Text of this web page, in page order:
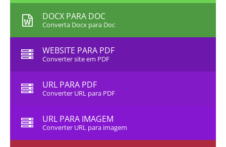
DOCX PARA DOC
Converta Docx para Doc
WEBSITE PARA PDF
Converter site em PDF
URL PARA PDF
Converter URL para PDF
URL PARA IMAGEM
Converter URL para imagem